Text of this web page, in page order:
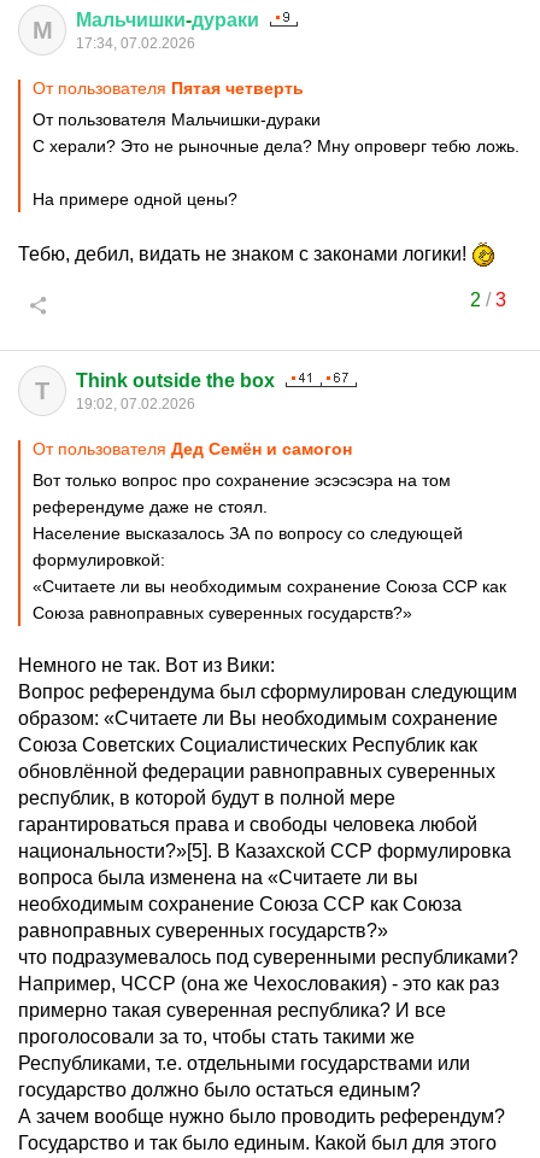
М Мальчишки-дураки
17:34, 07.02.2026
От пользователя Пятая четверть
От пользователя Мальчишки-дураки
С херали? Это не рыночные дела? Мну опроверг тебю ложь.
На примере одной цены?
Тебю, дебил, видать не знаком с законами логики!
2 /3
T Think outside the box
19:02, 07.02.2026
От пользователя Дед Семён и самогон
Вот только вопрос про сохранение эсэсэсэра на том
референдуме даже не стоял.
Население высказалось ЗА по вопросу со следующей
формулировкой:
«Считаете ли вы необходимым сохранение Союза ССР как
Союза равноправных суверенных государств?»
Немного не так. Вот из Вики:
Вопрос референдума был сформулирован следующим
образом: «Считаете ли Вы необходимым сохранение
Союза Советских Социалистических Республик как
обновлённой федерации равноправных суверенных
республик, в которой будут в полной мере
гарантироваться права и свободы человека любой
национальности?»[5]. В Казахской ССР формулировка
вопроса была изменена на «Считаете ли вы
необходимым сохранение Союза ССР как Союза
равноправных суверенных государств?»
что подразумевалось под суверенными республиками?
Например, ЧССР (она же Чехословакия) - это как раз
примерно такая суверенная республика? И все
проголосовали за то, чтобы стать такими же
Республиками, т.е. отдельными государствами или
государство должно было остаться единым?
А зачем вообще нужно было проводить референдум?
Государство и так было единым. Какой был для этого